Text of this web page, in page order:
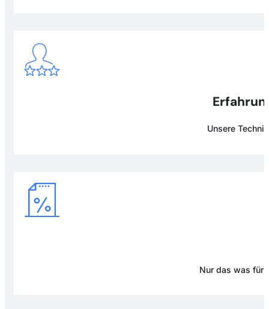
Unsere
Nur das was für